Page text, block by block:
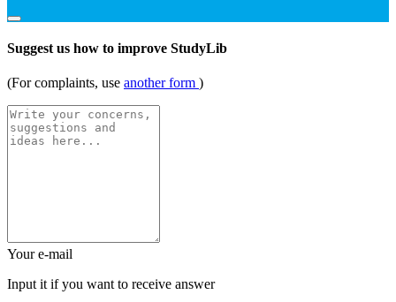
Suggest us how to improve StudyLib
(For complaints, use another form )
Your e-mail
Input it if you want to receive answer